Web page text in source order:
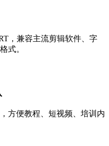
，兼容主流剪辑软件、字
式。
方便教程、短视频、培训内